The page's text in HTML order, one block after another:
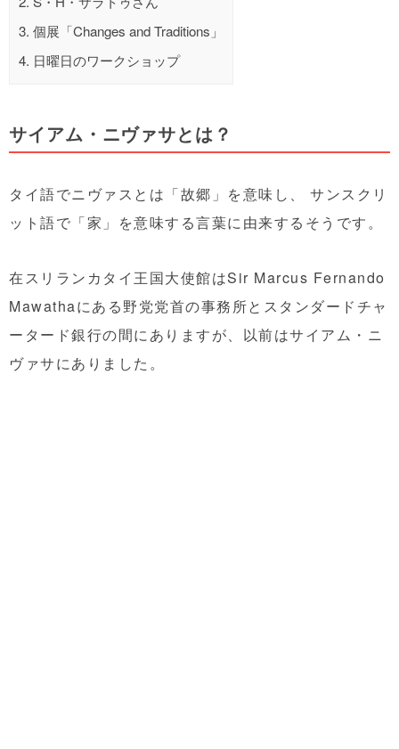
3. 個展「Changes and Traditions」
4. 日曜日のワークショップ
サイアム・ニヴァサとは？
タイ語でニヴァスとは「故郷」を意味し、 サンスクリ
ット語で「家」を意味する言葉に由来するそうです。
在スリランカタイ王国大使館はSir Marcus Fernando
Mawathaにある野党党首の事務所とスタンダードチャ
ータード銀行の間にありますが、以前はサイアム・ニ
ヴァサにありました。